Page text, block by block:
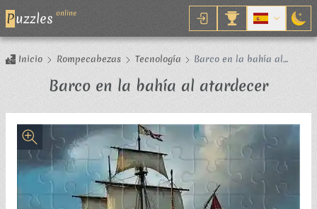
Puzzles online
Inicio Rompecabezas Tecnología
Barco en la bahía al
Barco en la bahía al atardecer